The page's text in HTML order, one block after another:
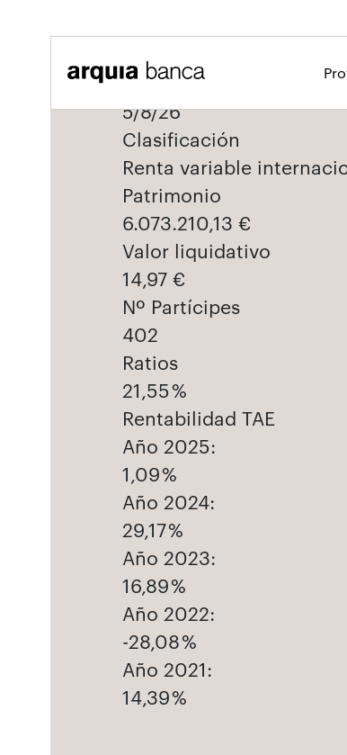
5/8/26
Clasificación
Renta variable
Patrimonio
6.073.210,13 €
Valor liquidativo
14,97 €
Nº Partícipes
402
Ratios
21,55 %
Rentabilidad TAE
Año 2025:
1,09 %
Año 2024:
29,17 %
Año 2023:
16,89 %
Año 2022:
-28,08 %
Año 2021:
14,39 %